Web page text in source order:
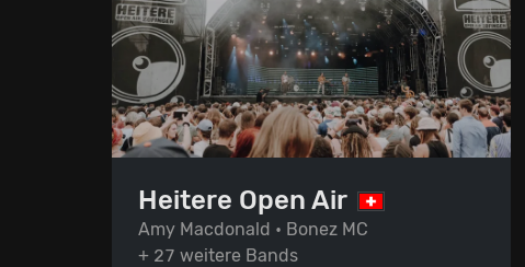
Heitere Open Air
Amy Macdonald • Bonez MC
+ 27 weitere Bands